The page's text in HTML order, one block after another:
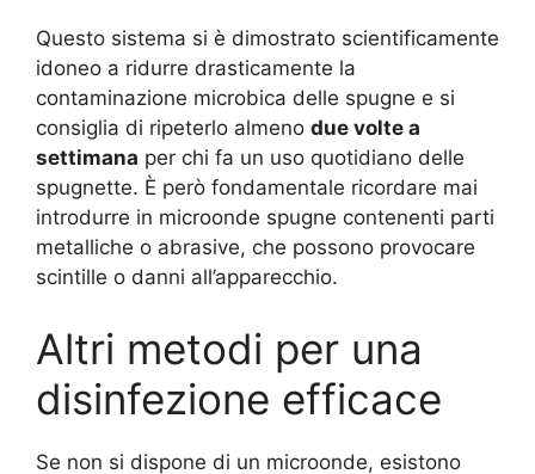
Questo sistema si è dimostrato scientificamente
idoneo a ridurre drasticamente la
contaminazione microbica delle spugne e si
consiglia di ripeterlo almeno due volte a
settimana per chi fa un uso quotidiano delle
spugnette. È però fondamentale ricordare mai
introdurre in microonde spugne contenenti parti
metalliche o abrasive, che possono provocare
scintille o danni all’apparecchio.
Altri metodi per una
disinfezione efficace
Se non si dispone di un microonde, esistono